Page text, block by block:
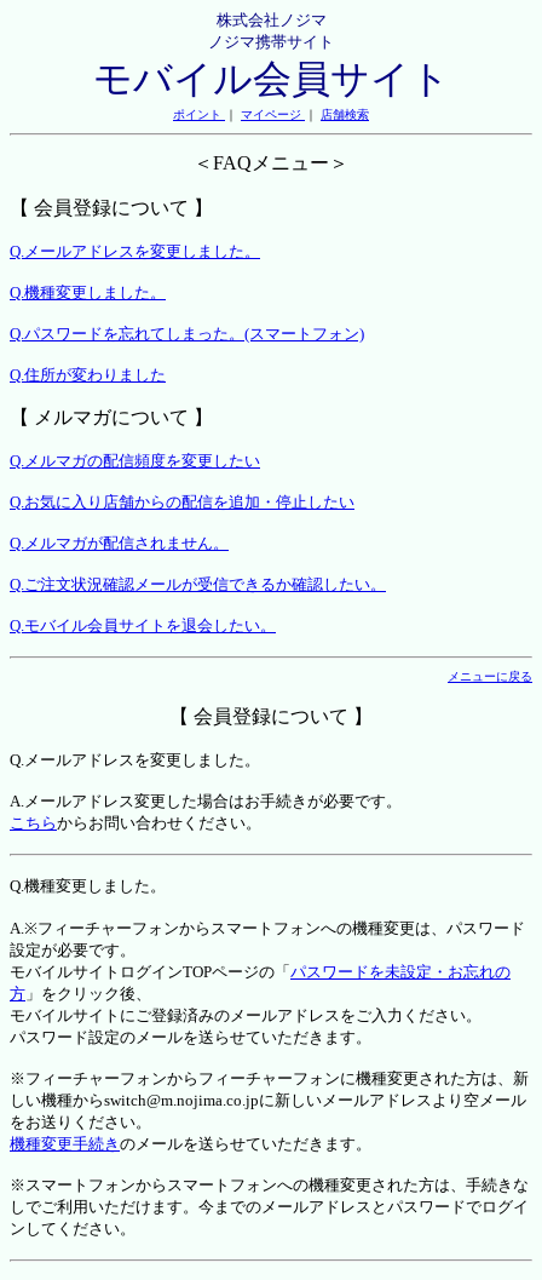
株式会社ノジマ
ノジマ携帯サイト
モバイル会員サイト
ポイント ｜ マイページ ｜ 店舗検索
＜FAQメニュー＞
【 会員登録について 】
Q.メールアドレスを変更しました。
Q.機種変更しました。
Q.パスワードを忘れてしまった。(スマートフォン)
Q.住所が変わりました
【 メルマガについて 】
Q.メルマガの配信頻度を変更したい
Q.お気に入り店舗からの配信を追加・停止したい
Q.メルマガが配信されません。
Q.ご注文状況確認メールが受信できるか確認したい。
Q.モバイル会員サイトを退会したい。
メニューに戻る
【 会員登録について 】
Q.メールアドレスを変更しました。
A.メールアドレス変更した場合はお手続きが必要です。
こちらからお問い合わせください。
Q.機種変更しました。
A.※フィーチャーフォンからスマートフォンへの機種変更は、パスワード
設定が必要です。
モバイルサイトログインTOPページの「 パスワードを未設定・お忘れの
方 」をクリック後、
モバイルサイトにご登録済みのメールアドレスをご入力ください。
パスワード設定のメールを送らせていただきます。
※フィーチャーフォンからフィーチャーフォンに機種変更された方は、新
しい機種からswitch@m.nojima.co.jpに新しいメールアドレスより空メール
をお送りください。
機種変更手続き のメールを送らせていただきます。
※スマートフォンからスマートフォンへの機種変更された方は、手続きな
しでご利用いただけます。今までのメールアドレスとパスワードでログイ
ンしてください。